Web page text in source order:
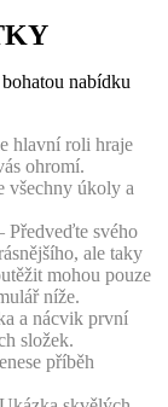
nabídku
hlavní roli hraje
ohromí.
všechny úkoly a
Předveďte svého
ale taky
mohou pouze
níže.
a nácvik první
složek.
příběh